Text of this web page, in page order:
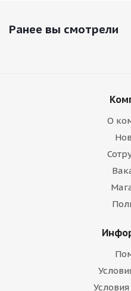
Ранее вы смотрели
О